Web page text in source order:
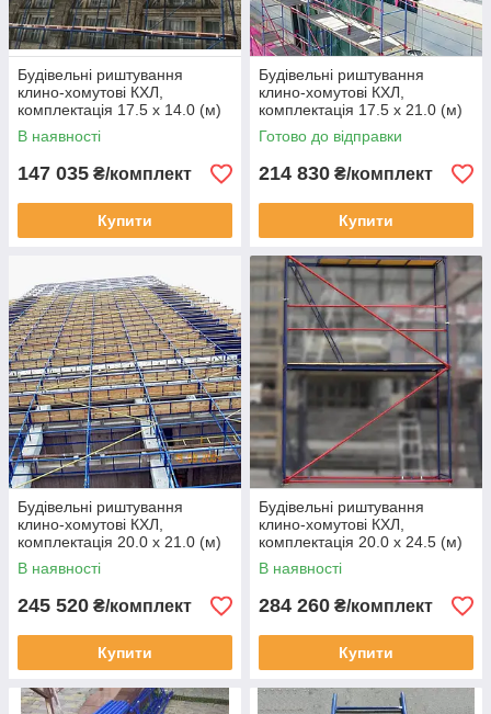
Будівельні риштування
клино-хомутові КХЛ,
комплектація 17.5 х 14.0 (м)
В наявності
147 035 ₴/комплект
Купити
Будівельні риштування
клино-хомутові КХЛ,
комплектація 17.5 х 21.0 (м)
Готово до відправки
214 830 ₴/комплект
Купити
Будівельні риштування
клино-хомутові КХЛ,
комплектація 20.0 х 21.0 (м)
В наявності
245 520 ₴/комплект
Купити
Будівельні риштування
клино-хомутові КХЛ,
комплектація 20.0 х 24.5 (м)
В наявності
284 260 ₴/комплект
Купити